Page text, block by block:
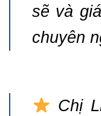
sẽ và
chuyên
Chị